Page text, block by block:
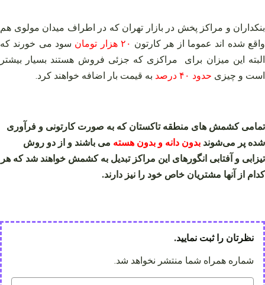
بنکداران و مراکز پخش در بازار تهران که در اطراف میدان مولوی هم
واقع شده اند عموما از هر کارتون ۲۰ هزار تومان
سود می خورند که
البته این میزان برای مراکزی که جزئی فروش هستند بسیار بیشتر
است و چیزی حدود ۴۰ درصد به قیمت بار اضافه خواهند کرد.
تمامی کشمش های منطقه تاکستان که به صورت کارتونی و فرآوری
شده پر می‌شوند بدون دانه و بدون هسته می باشند و از دو روش
تیزابی و آفتابی انگورهای این مراکز تبدیل به کشمش خواهند شد که هر
کدام از آنها مشتریان خاص خود را نیز دارند.
نظرتان را ثبت نمایید.
شماره همراه شما منتشر نخواهد شد.